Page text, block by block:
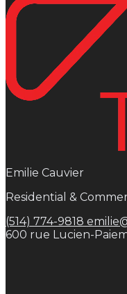
Emilie Cauvier
Residential &
(514) 774-9818
600 rue Lucien-